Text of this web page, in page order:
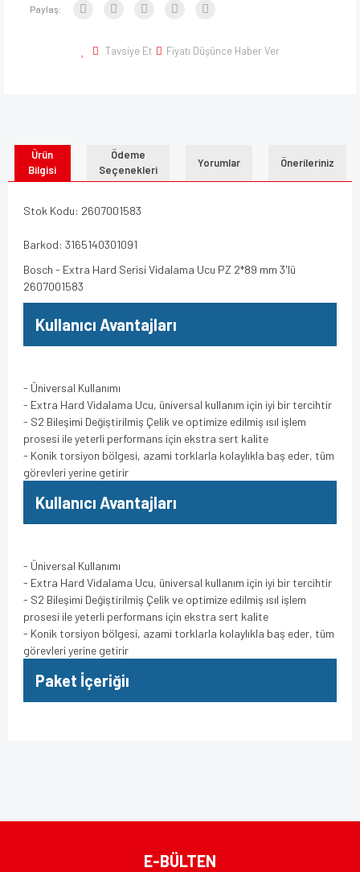
Paylaş:
Tavsiye Et Fiyatı Düşünce Haber Ver
Ürün
Bilgisi
Ödeme
Seçenekleri
Yorumlar Önerileriniz
Stok Kodu: 2607001583
Barkod: 3165140301091
Bosch - Extra Hard Serisi Vidalama Ucu PZ 2*89 mm 3'lü
2607001583
Kullanıcı Avantajları
- Üniversal Kullanımı
- Extra Hard Vidalama Ucu, üniversal kullanım için iyi bir tercihtir
- S2 Bileşimi Değiştirilmiş Çelik ve optimize edilmiş ısıl işlem
prosesi ile yeterli performans için ekstra sert kalite
- Konik torsiyon bölgesi, azami torklarla kolaylıkla baş eder, tüm
görevleri yerine getirir
Kullanıcı Avantajları
- Üniversal Kullanımı
- Extra Hard Vidalama Ucu, üniversal kullanım için iyi bir tercihtir
- S2 Bileşimi Değiştirilmiş Çelik ve optimize edilmiş ısıl işlem
prosesi ile yeterli performans için ekstra sert kalite
- Konik torsiyon bölgesi, azami torklarla kolaylıkla baş eder, tüm
görevleri yerine getirir
Paket İçeriğiı
Ürün resmi kalitesiz, bozuk veya görüntülenemiyor.
E-BÜLTEN